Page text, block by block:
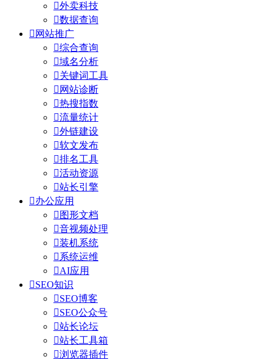
外卖科技
数据查询
 网站推广
综合查询
域名分析
关键词工具
 网站诊断
热搜指数
流量统计
外链建设
软文发布
排名工具
活动资源
站长引擎
办公应用
 图形文档
音视频处理
装机系统
系统运维
AI应用
SEO知识
SEO博客
SEO公众号
站长论坛
站长工具箱
浏览器插件